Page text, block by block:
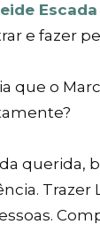
e fazer
que o
querida,